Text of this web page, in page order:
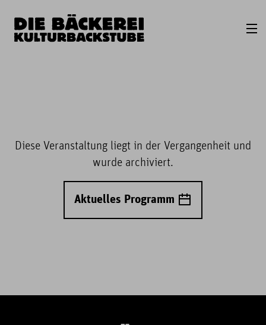
Diese Veranstaltung liegt in der Vergangenheit und
wurde archiviert.
Aktuelles Programm